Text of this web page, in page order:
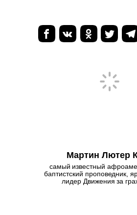
Мартин Лютер
самый известный
баптистский проповедник,
лидер Движения за